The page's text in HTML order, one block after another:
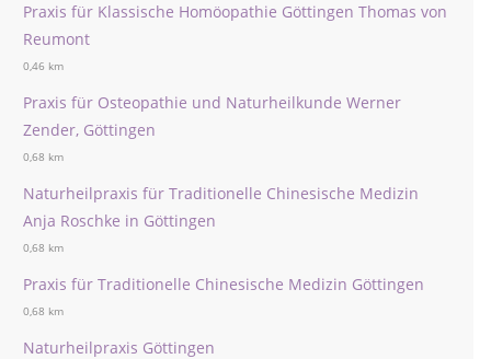
Praxis für Klassische Homöopathie Göttingen Thomas von
Reumont
0,46 km
Praxis für Osteopathie und Naturheilkunde Werner
Zender, Göttingen
0,68 km
Naturheilpraxis für Traditionelle Chinesische Medizin
Anja Roschke in Göttingen
0,68 km
Praxis für Traditionelle Chinesische Medizin Göttingen
0,68 km
Naturheilpraxis Göttingen